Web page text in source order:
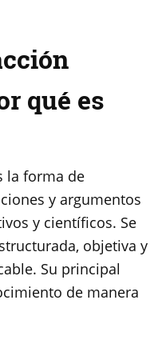
qué es
la forma de
y argumentos
y científicos. Se
objetiva y
Su principal
de manera